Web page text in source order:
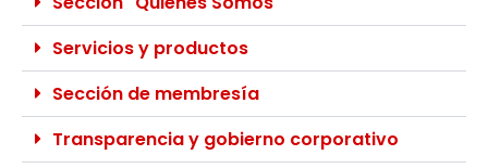
Servicios y productos
Sección de membresía
Transparencia y gobierno corporativo